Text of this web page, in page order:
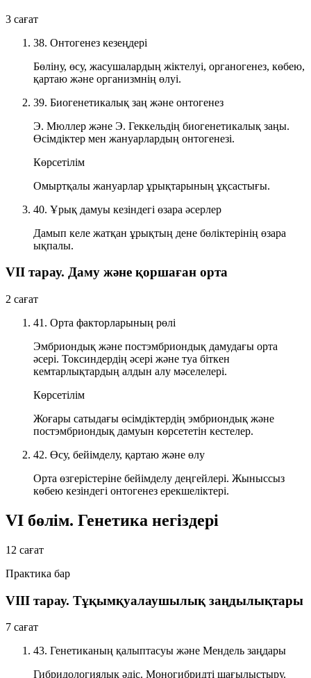
3 сағат
38. Онтогенез кезеңдері
Бөліну, өсу, жасушалардың жіктелуі, органогенез, көбею,
қартаю және организмнің өлуі.
39. Биогенетикалық заң және онтогенез
Э. Мюллер және Э. Геккельдің биогенетикалық заңы.
Өсімдіктер мен жануарлардың онтогенезі.
Көрсетілім
Омыртқалы жануарлар ұрықтарының ұқсастығы.
40. Ұрық дамуы кезіндегі өзара әсерлер
Дамып келе жатқан ұрықтың дене бөліктерінің өзара
ықпалы.
VII тарау. Даму және қоршаған орта
2 сағат
41. Орта факторларының рөлі
Эмбриондық және постэмбриондық дамудағы орта
әсері. Токсиндердің әсері және туа біткен
кемтарлықтардың алдын алу мәселелері.
Көрсетілім
Жоғары сатыдағы өсімдіктердің эмбриондық және
постэмбриондық дамуын көрсететін кестелер.
42. Өсу, бейімделу, қартаю және өлу
Орта өзгерістеріне бейімделу деңгейлері. Жыныссыз
көбею кезіндегі онтогенез ерекшеліктері.
VI бөлім. Генетика негіздері
12 сағат
Практика бар
VIII тарау. Тұқымқуалаушылық заңдылықтары
7 сағат
43. Генетиканың қалыптасуы және Мендель заңдары
Гибридологиялық әдіс. Моногибридті шағылыстыру.